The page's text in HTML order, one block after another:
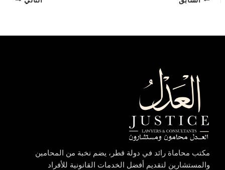
مكتب محاماة رائد في دولة قطر، يضم نخبة من المحامين
والمستشارين لتقديم أفضل الخدمات القانونية للأفراد